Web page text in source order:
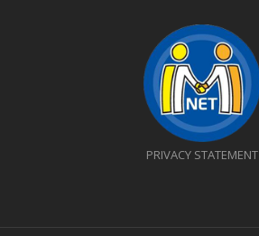
PRIVACY STATEMENT